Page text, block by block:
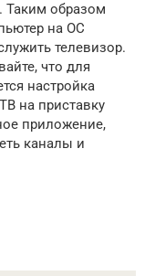
Таким образом
на ОС
телевизор.
что для
настройка
на приставку
приложение,
каналы и